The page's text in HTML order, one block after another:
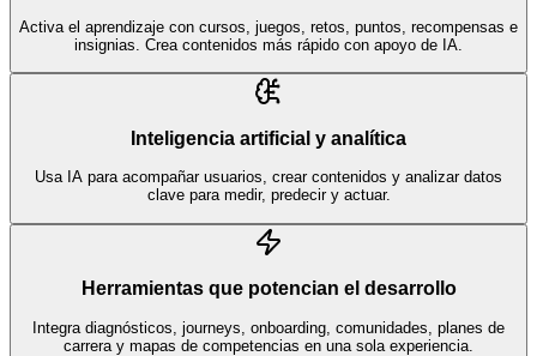
Activa el aprendizaje con cursos, juegos, retos, puntos, recompensas e
insignias. Crea contenidos más rápido con apoyo de IA.
Inteligencia artificial y analítica
Usa IA para acompañar usuarios, crear contenidos y analizar datos
clave para medir, predecir y actuar.
Herramientas que potencian el desarrollo
Integra diagnósticos, journeys, onboarding, comunidades, planes de
carrera y mapas de competencias en una sola experiencia.